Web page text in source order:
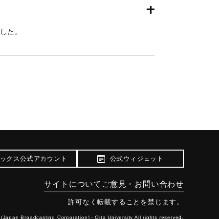
た。
クス公式アカウント 公式ウィジェット
サイトについて ご意見・お問い合わせ
許可なく転載することを禁じます。
Broadcasting Corporation)・Oita University All rights reserved.